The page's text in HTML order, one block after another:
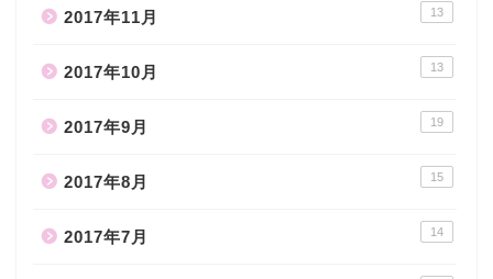
2017年11月 13
2017年10月 13
2017年9月 19
2017年8月 15
2017年7月 14